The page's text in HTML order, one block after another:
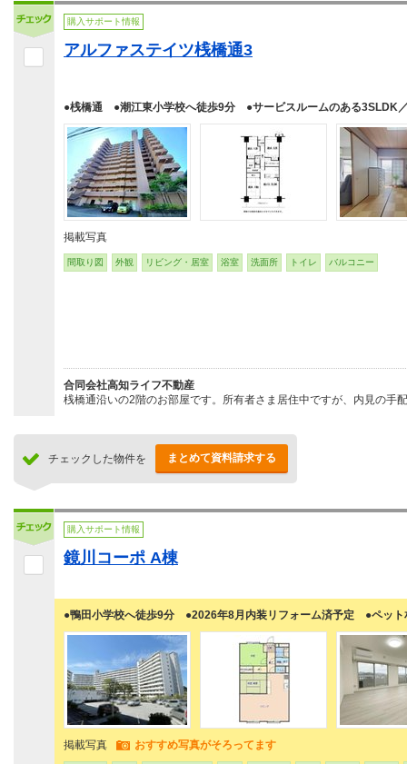
購入サポート情報
アルファステイツ桟橋通3
●桟橋通 ●潮江東小学校へ徒歩9分 ●サービスルームのある3SLDK
掲載写真
間取り図 外観 リビング・居室 浴室 洗面所 トイレ バルコニー
合同会社高知ライフ不動産
桟橋通沿いの2階のお部屋です。所有者さま居住中ですが、内見の
チェックした物件を まとめて資料請求する
購入サポート情報
鏡川コーポ A棟
●鴨田小学校へ徒歩9分 ●2026年8月内装リフォーム済予定 ●ペット
掲載写真 おすすめ写真がそろってます